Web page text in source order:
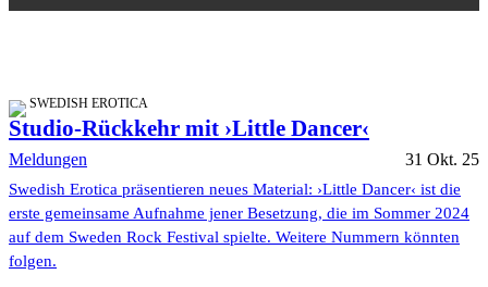
SWEDISH EROTICA
Studio-Rückkehr mit ›Little Dancer‹
Meldungen 31 Okt. 25
Swedish Erotica präsentieren neues Material: ›Little Dancer‹ ist die
erste gemeinsame Aufnahme jener Besetzung, die im Sommer 2024
auf dem Sweden Rock Festival spielte. Weitere Nummern könnten
folgen.